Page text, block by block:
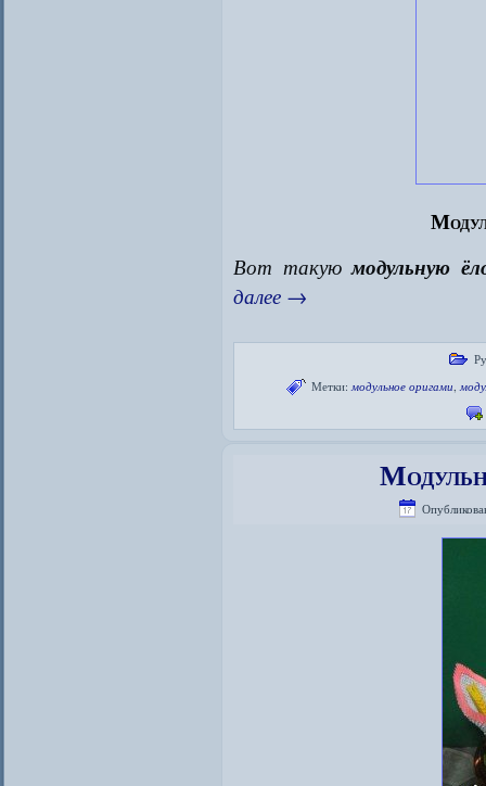
Вот такуюмодульную
далее →
Метки: модульное оригами,